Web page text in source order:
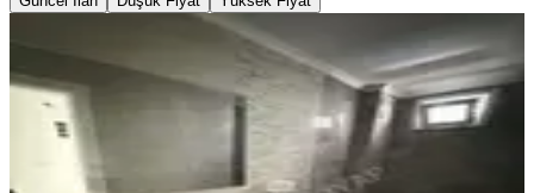
Fatih Mahallesi'nde Sıfır 4+1
Müstakil Villa
Silivri, Fatih Mahallesi
210 m² 20.05.2026